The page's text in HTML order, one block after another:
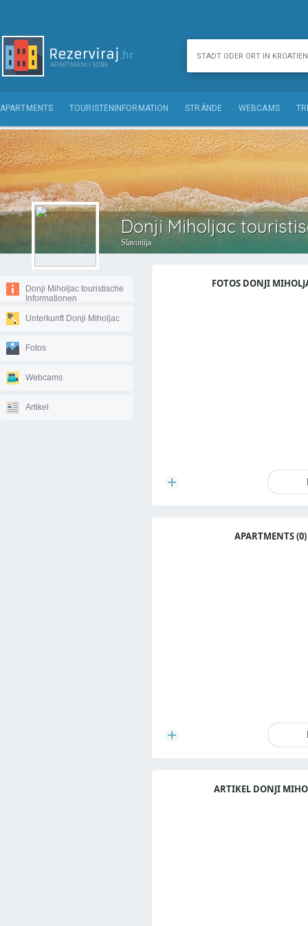
APARTMENTS TOURISTENINFORMATION STRÄNDE WEBCAMS
Donji Miholjac
Slavonija
Donji Miholjac touristische
Informationen
Unterkunft Donji Miholjac
Fotos
Webcams
Artikel
FOTOS DONJI
APARTMENTS (0)
ARTIKEL DONJI